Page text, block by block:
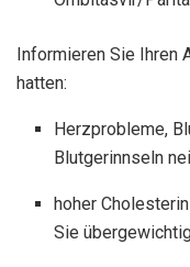
Informieren Sie Ihren
hatten:
Herzprobleme,
Blutgerinnseln
hoher
Sie